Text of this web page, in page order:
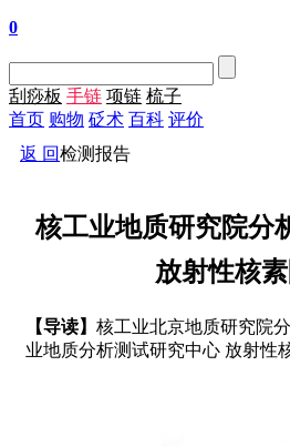
0
刮痧板 手链 项链 梳子
首页 购物 砭术 百科 评价
返 回检测报告
核工业地质研究院分
放射性核
【导读】 核工业北京地质研究院
业地质分析测试研究中心 放射性